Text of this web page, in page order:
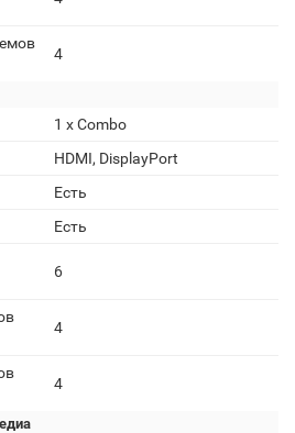
4
1 x Combo
HDMI, DisplayPort
Есть
Есть
6
4
4